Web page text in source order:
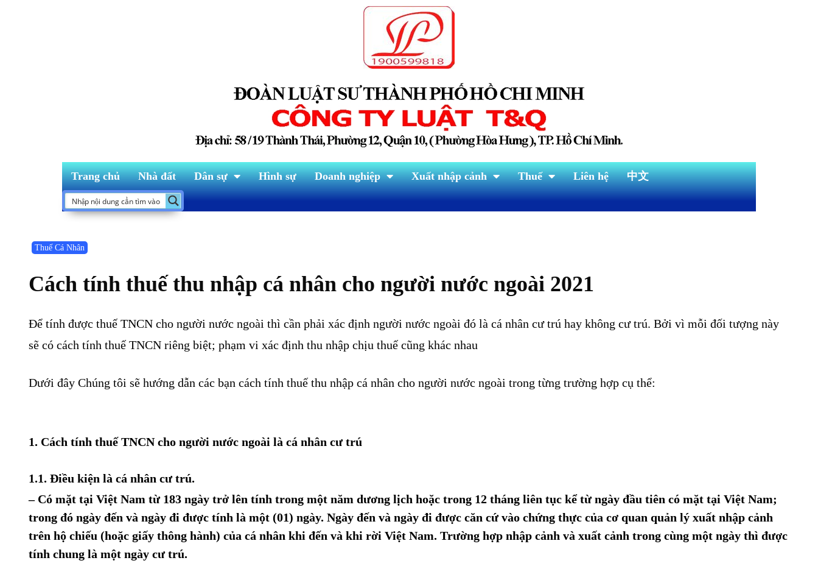
Trang chủ Nhà đất Dân sự Hình sự Doanh nghiệp Xuất nhập cảnh Thuế Liên hệ 中文
Thuế Cá Nhân
Cách tính thuế thu nhập cá nhân cho người nước ngoài 2021
Để tính được thuế TNCN cho người nước ngoài thì cần phải xác định người nước ngoài đó là cá nhân cư trú hay không cư trú. Bởi vì mỗi đối tượng này
sẽ có cách tính thuế TNCN riêng biệt; phạm vi xác định thu nhập chịu thuế cũng khác nhau
Dưới đây Chúng tôi sẽ hướng dẫn các bạn cách tính thuế thu nhập cá nhân cho người nước ngoài trong từng trường hợp cụ thể:
1. Cách tính thuế TNCN cho người nước ngoài là cá nhân cư trú
1.1. Điều kiện là cá nhân cư trú.
– Có mặt tại Việt Nam từ 183 ngày trở lên tính trong một năm dương lịch hoặc trong 12 tháng liên tục kể từ ngày đầu tiên có mặt tại Việt Nam;
trong đó ngày đến và ngày đi được tính là một (01) ngày. Ngày đến và ngày đi được căn cứ vào chứng thực của cơ quan quản lý xuất nhập cảnh
trên hộ chiếu (hoặc giấy thông hành) của cá nhân khi đến và khi rời Việt Nam. Trường hợp nhập cảnh và xuất cảnh trong cùng một ngày thì được
tính chung là một ngày cư trú.